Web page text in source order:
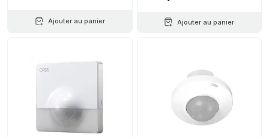
Ajouter au panier Ajouter au panier